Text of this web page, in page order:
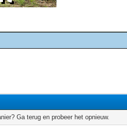
Ga terug en probeer het opnieuw.